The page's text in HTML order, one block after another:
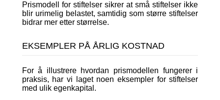
Prismodell for stiftelser sikrer at små stiftelser ikke
blir urimelig belastet, samtidig som større stiftelser
bidrar mer etter størrelse.
EKSEMPLER PÅ ÅRLIG KOSTNAD
For å illustrere hvordan prismodellen fungerer i
praksis, har vi laget noen eksempler for stiftelser
med ulik egenkapital.